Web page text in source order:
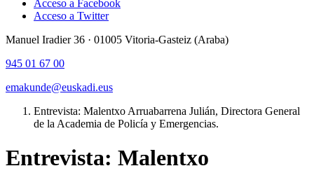
Acceso a Facebook
Acceso a Twitter
Manuel Iradier 36 · 01005 Vitoria-Gasteiz (Araba)
945 01 67 00
emakunde@euskadi.eus
Entrevista: Malentxo Arruabarrena Julián, Directora General
de la Academia de Policía y Emergencias.
Entrevista: Malentxo